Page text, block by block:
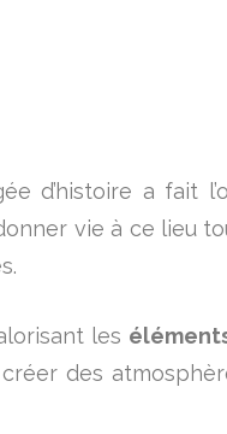
d’histoire a fait
vie à ce lieu
les
des